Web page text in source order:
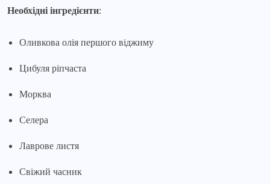
Необхідні інгредієнти:
Оливкова олія першого віджиму
Цибуля ріпчаста
Морква
Селера
Лаврове листя
Свіжий часник